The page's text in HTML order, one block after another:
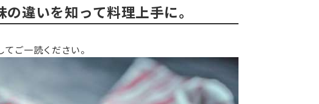
違いを知って料理上手に。
ご一読ください。